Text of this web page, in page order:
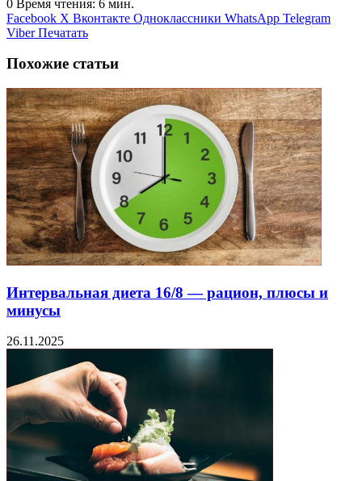
0 Время чтения: 6 мин.
Facebook X Вконтакте Одноклассники WhatsApp Telegram
Viber Печатать
Похожие статьи
Интервальная диета 16/8 — рацион, плюсы и
минусы
26.11.2025